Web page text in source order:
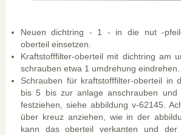
Neuen dichtring - 1 - in die nut -
oberteil einsetzen.
Kraftstofffilter-oberteil mit dichtring am
schrauben etwa 1 umdrehung eindrehen.
Schrauben für kraftstofffilter-oberteil in
bis 5 bis zur anlage anschrauben
festziehen, siehe abbildung v-62145.
über kreuz anziehen, wie in der
kann das oberteil verkanten und der